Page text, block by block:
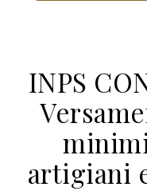
INPS
artigiani